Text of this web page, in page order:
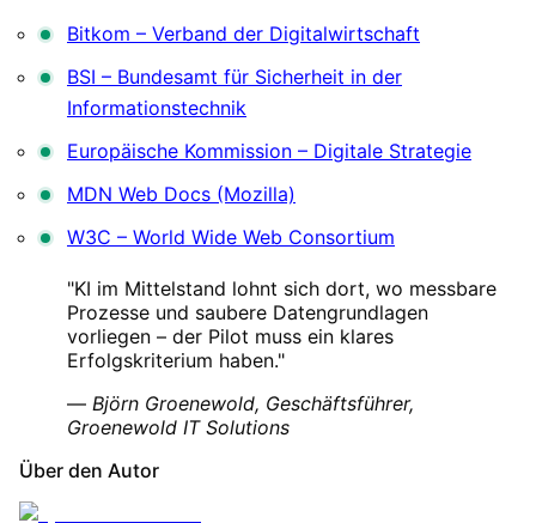
Bitkom – Verband der Digitalwirtschaft
BSI – Bundesamt für Sicherheit in der
Informationstechnik
Europäische Kommission – Digitale Strategie
MDN Web Docs (Mozilla)
W3C – World Wide Web Consortium
"KI im Mittelstand lohnt sich dort, wo messbare
Prozesse und saubere Datengrundlagen
vorliegen – der Pilot muss ein klares
Erfolgskriterium haben."
— Björn Groenewold, Geschäftsführer,
Groenewold IT Solutions
Über den Autor